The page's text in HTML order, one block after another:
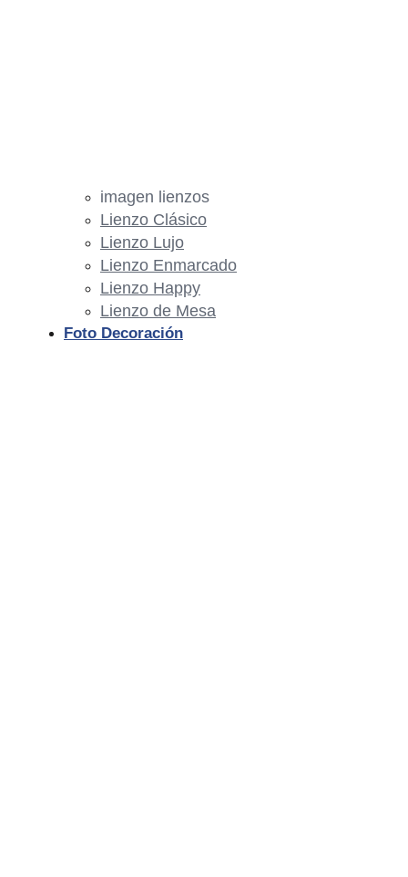
imagen lienzos
Lienzo Clásico
Lienzo Lujo
Lienzo Enmarcado
Lienzo Happy
Lienzo de Mesa
Foto Decoración